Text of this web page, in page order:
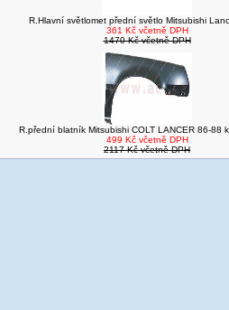
R.Hlavní světlomet přední světlo Mitsubishi
361 Kč včetně DPH
1470 Kč včetně DPH
R.přední blatník Mitsubishi COLT LANCER 86-88
499 Kč včetně DPH
2117 Kč včetně DPH